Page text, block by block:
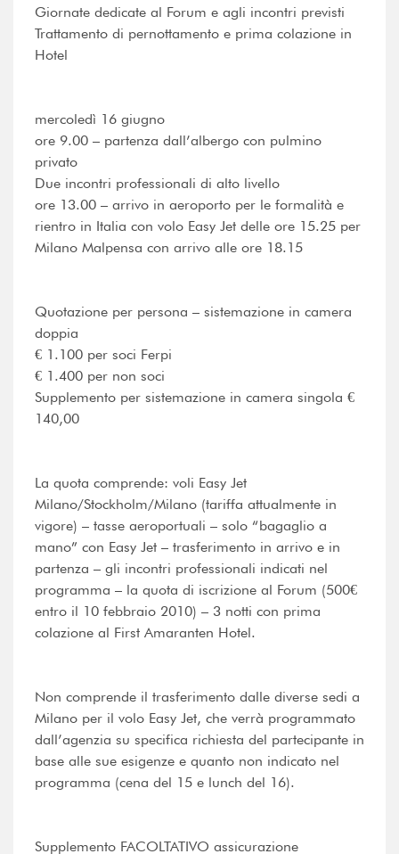
Giornate dedicate al Forum e agli incontri previsti
Trattamento di pernottamento e prima colazione in
Hotel
mercoledì 16 giugno
ore 9.00 – partenza dall’albergo con pulmino
privato
Due incontri professionali di alto livello
ore 13.00 – arrivo in aeroporto per le formalità e
rientro in Italia con volo Easy Jet delle ore 15.25 per
Milano Malpensa con arrivo alle ore 18.15
Quotazione per persona – sistemazione in camera
doppia
€ 1.100 per soci Ferpi
€ 1.400 per non soci
Supplemento per sistemazione in camera singola €
140,00
La quota comprende: voli Easy Jet
Milano/Stockholm/Milano (tariffa attualmente in
vigore) – tasse aeroportuali – solo “bagaglio a
mano” con Easy Jet – trasferimento in arrivo e in
partenza – gli incontri professionali indicati nel
programma – la quota di iscrizione al Forum (500€
entro il 10 febbraio 2010) – 3 notti con prima
colazione al First Amaranten Hotel.
Non comprende il trasferimento dalle diverse sedi a
Milano per il volo Easy Jet, che verrà programmato
dall’agenzia su specifica richiesta del partecipante in
base alle sue esigenze e quanto non indicato nel
programma (cena del 15 e lunch del 16).
Supplemento FACOLTATIVO assicurazione